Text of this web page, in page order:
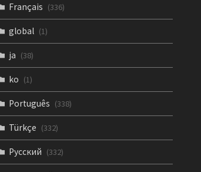
Français (336)
global (1)
ja (38)
ko (1)
Português (338)
Türkçe (332)
Русский (332)